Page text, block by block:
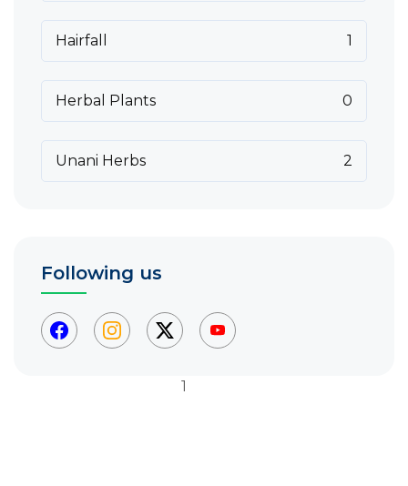
Hairfall 1
Herbal Plants 0
Unani Herbs 2
Following us
1